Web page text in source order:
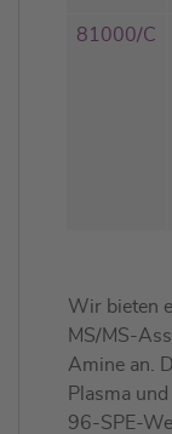
81000/C
Wir bieten
MS/MS-
Amine an.
Plasma
96-SPE-